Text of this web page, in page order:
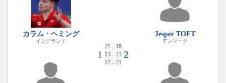
カラム・ヘミング
イングランド
1
21 - 18
13 - 21
17 - 21
2
Jesper TOFT
デンマーク